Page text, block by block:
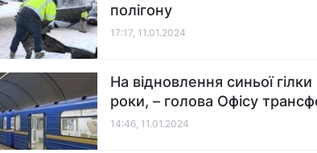
полігону
17:17, 11.01.2024
На відновлення синьої
роки, – голова Офісу
14:46, 11.01.2024